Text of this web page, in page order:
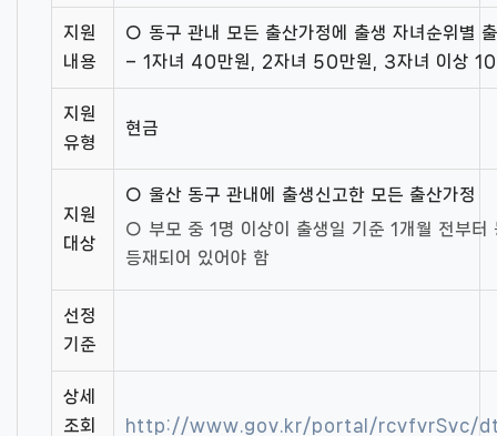
지원
내용
○ 동구 관내 모든 출산가정에 출생 자녀순위별
– 1자녀 40만원, 2자녀 50만원, 3자녀 이상
지원
유형
현금
지원
대상
○ 울산 동구 관내에 출생신고한 모든 출산가정
○ 부모 중 1명 이상이 출생일 기준 1개월 전부터
등재되어 있어야 함
선정
기준
상세
조회
http://www.gov.kr/portal/rcvfvrSvc/